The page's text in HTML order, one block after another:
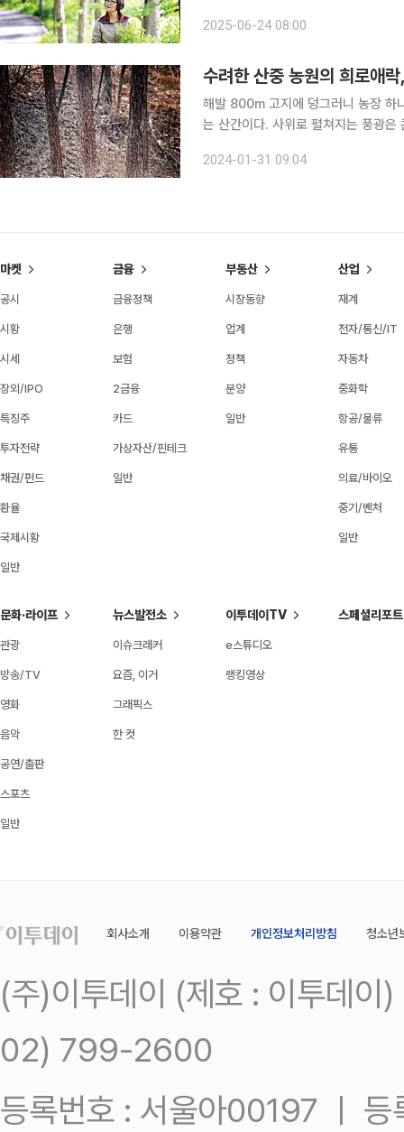
하게 사는 나무들의 집단 거주지이니
2025-06-24 08:00
수려한 산중 농원의 희로애
해발 800m 고지에 덩그러니 농장 하
는 산간이다. 사위로 펼쳐지는 풍광
혜(58, 놀숲치유농원 대표)는 한동안
2024-01-31 09:04
마켓
공시
시황
시세
장외/IPO
특징주
투자전략
채권/펀드
환율
국제시황
일반
금융
금융정책
은행
보험
2금융
카드
가상자산/핀테크
일반
부동산
시장동향
업계
정책
분양
일반
산업
재계
전자/통신/IT
자동차
중화학
항공/물류
유통
의료/바이오
중기/벤처
일반
문화·라이프
관광
방송/TV
영화
음악
공연/출판
스포츠
일반
뉴스발전소
이슈크래커
요즘, 이거
그래픽스
한 컷
이투데이TV
e스튜디오
랭킹영상
스페셜리포트
회사소개 이용약관 개인정보처리방침 청소년
(주)이투데이 (제호 : 이투데
02) 799-2600
등록번호 : 서울아00197 ㅣ